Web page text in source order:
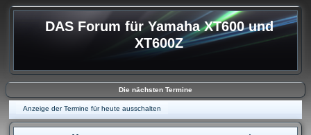
DAS Forum für Yamaha XT600 und
XT600Z
Die nächsten Termine
Anzeige der Termine für heute ausschalten